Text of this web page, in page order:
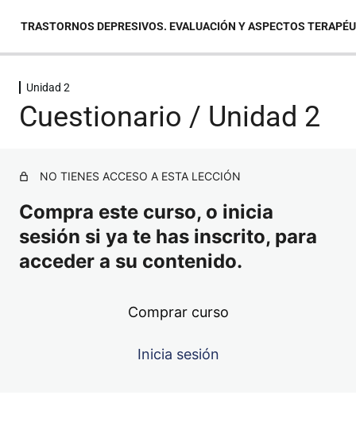
TRASTORNOS DEPRESIVOS. EVALUACIÓN Y ASPECTOS
Unidad 1
Contenido / Unidad 2
Cuestionario / Unidad 2
Unidad 3
Unidad 2
Cuestionario / Unidad 2
NO TIENES ACCESO A ESTA LECCIÓN
Compra este curso, o inicia
sesión si ya te has inscrito, para
acceder a su contenido.
Comprar curso
Inicia sesión